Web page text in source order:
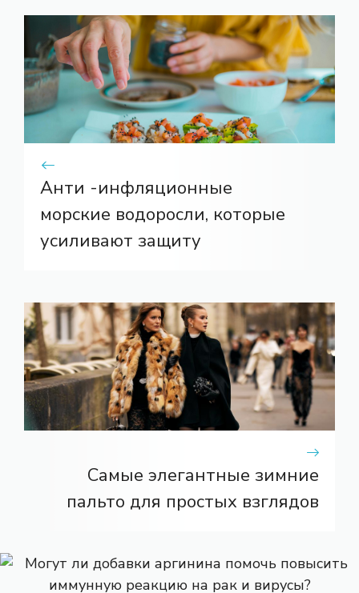
Анти -инфляционные
морские водоросли, которые
усиливают защиту
Самые элегантные зимние
пальто для простых взглядов